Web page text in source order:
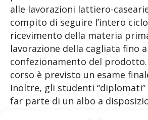
alle lavorazioni lattiero-
compito di seguire l’intero
ricevimento della materia
lavorazione della cagliata fino
confezionamento del
corso è previsto un esame
Inoltre, gli studenti
far parte di un albo a